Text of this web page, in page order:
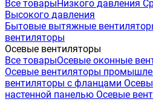
Все товарыНизкого давления
Высокого давления
Бытовые вытяжные
вентиляторы
Осевые вентиляторы
Все товарыОсевые оконные
Осевые вентиляторы
вентиляторы с фланцами
настенной панелью Осевые